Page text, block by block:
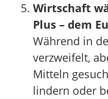
Wirtschaft
Plus – dem
Während in
verzweifelt,
Mitteln
lindern oder